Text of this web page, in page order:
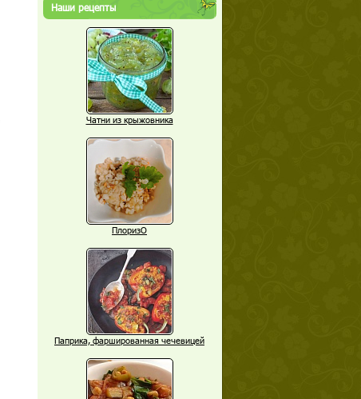
Наши рецепты
Чатни из крыжовника
ПлоризО
Паприка, фаршированная чечевицей